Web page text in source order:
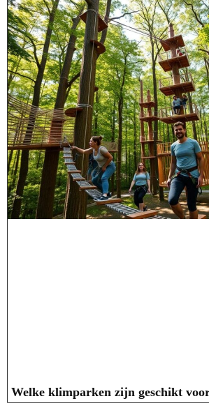
Welke klimparken zijn geschikt